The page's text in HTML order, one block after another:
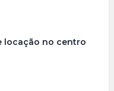
locação no centro